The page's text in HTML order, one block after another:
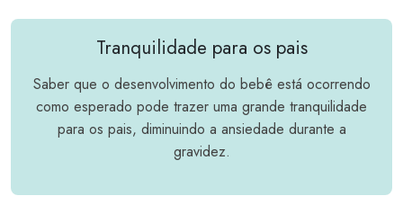
Tranquilidade para os pais
Saber que o desenvolvimento do bebê está ocorrendo
como esperado pode trazer uma grande tranquilidade
para os pais, diminuindo a ansiedade durante a
gravidez.